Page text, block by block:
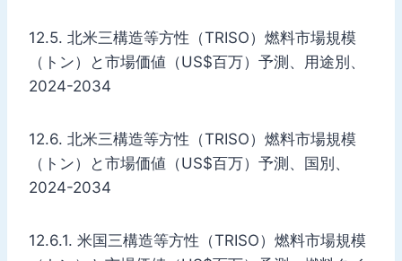
12.5. 北米三構造等方性（TRISO）燃料市場規模
（トン）と市場価値（US$百万）予測、用途別、
2024-2034
12.6. 北米三構造等方性（TRISO）燃料市場規模
（トン）と市場価値（US$百万）予測、国別、
2024-2034
12.6.1. 米国三構造等方性（TRISO）燃料市場規模